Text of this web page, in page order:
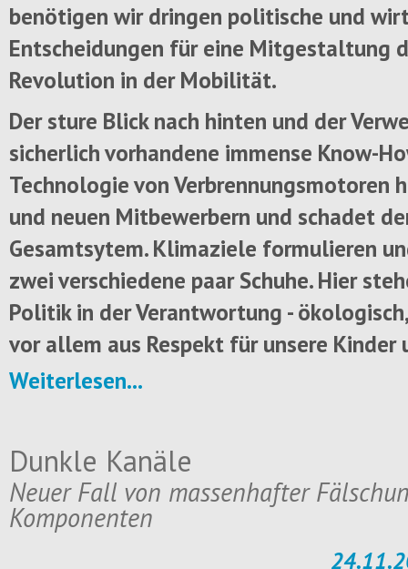
benötigen wir dringen politische und
Entscheidungen für eine Mitgestaltung
Revolution in der Mobilität.
Der sture Blick nach hinten und der
sicherlich vorhandene immense Know-
Technologie von Verbrennungsmotoren
und neuen Mitbewerbern und schadet
Gesamtsytem. Klimaziele formulieren
zwei verschiedene paar Schuhe. Hier
Politik in der Verantwortung -
vor allem aus Respekt für unsere Kinder
Weiterlesen...
Dunkle Kanäle
Neuer Fall von massenhafter
Komponenten